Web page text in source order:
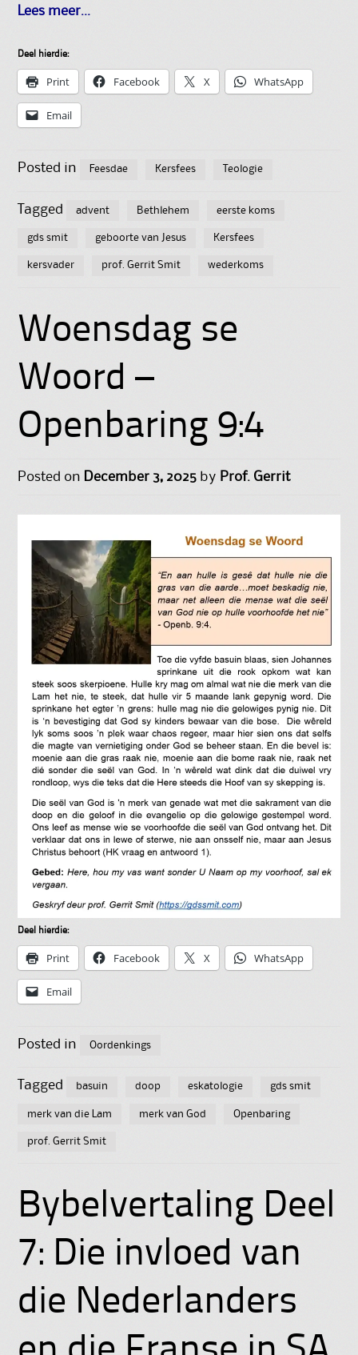
Lees meer…
Deel hierdie:
Print Facebook X WhatsApp
Email
Posted in Feesdae Kersfees Teologie
Tagged advent Bethlehem eerste koms
gds smit geboorte van Jesus Kersfees
kersvader prof. Gerrit Smit wederkoms
Woensdag se
Woord –
Openbaring 9:4
Posted on December 3, 2025 by Prof. Gerrit
Deel hierdie:
Print Facebook X WhatsApp
Email
Posted in Oordenkings
Tagged basuin doop eskatologie gds smit
merk van die Lam merk van God Openbaring
prof. Gerrit Smit
Bybelvertaling Deel
7: Die invloed van
die Nederlanders